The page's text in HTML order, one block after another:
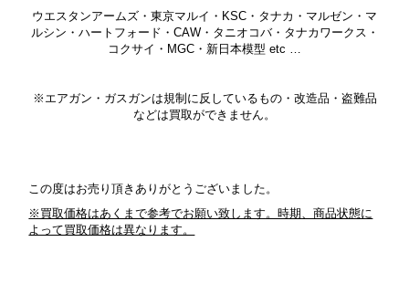
ウエスタンアームズ・東京マルイ・KSC・タナカ・マルゼン・マ
ルシン・ハートフォード・CAW・タニオコバ・タナカワークス・
コクサイ・MGC・新日本模型 etc …
※エアガン・ガスガンは規制に反しているもの・改造品・盗難品
などは買取ができません。
この度はお売り頂きありがとうございました。
※買取価格はあくまで参考でお願い致します。時期、商品状態に
よって買取価格は異なります。